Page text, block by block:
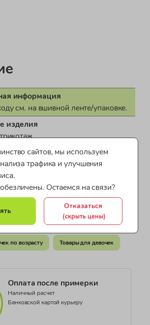
информация
см. на вшивной ленте/упаковке.
изделия
21
JG
Одежда для девочек от 5 до 7 лет
от 8 до 10 лет Белье для девочек
по возрасту Товары для девочек
Оплата после примерки
Наличный расчет
Банковской картой курьеру
сайтов, мы используем
трафика и улучшения
Остаемся на связи?
Отказаться
(скрыть цены)